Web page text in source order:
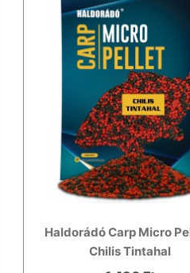
Haldorádó Carp Micro
Chilis Tintahal